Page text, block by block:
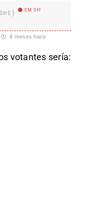
EM Off
8 meses hace
votantes sería: